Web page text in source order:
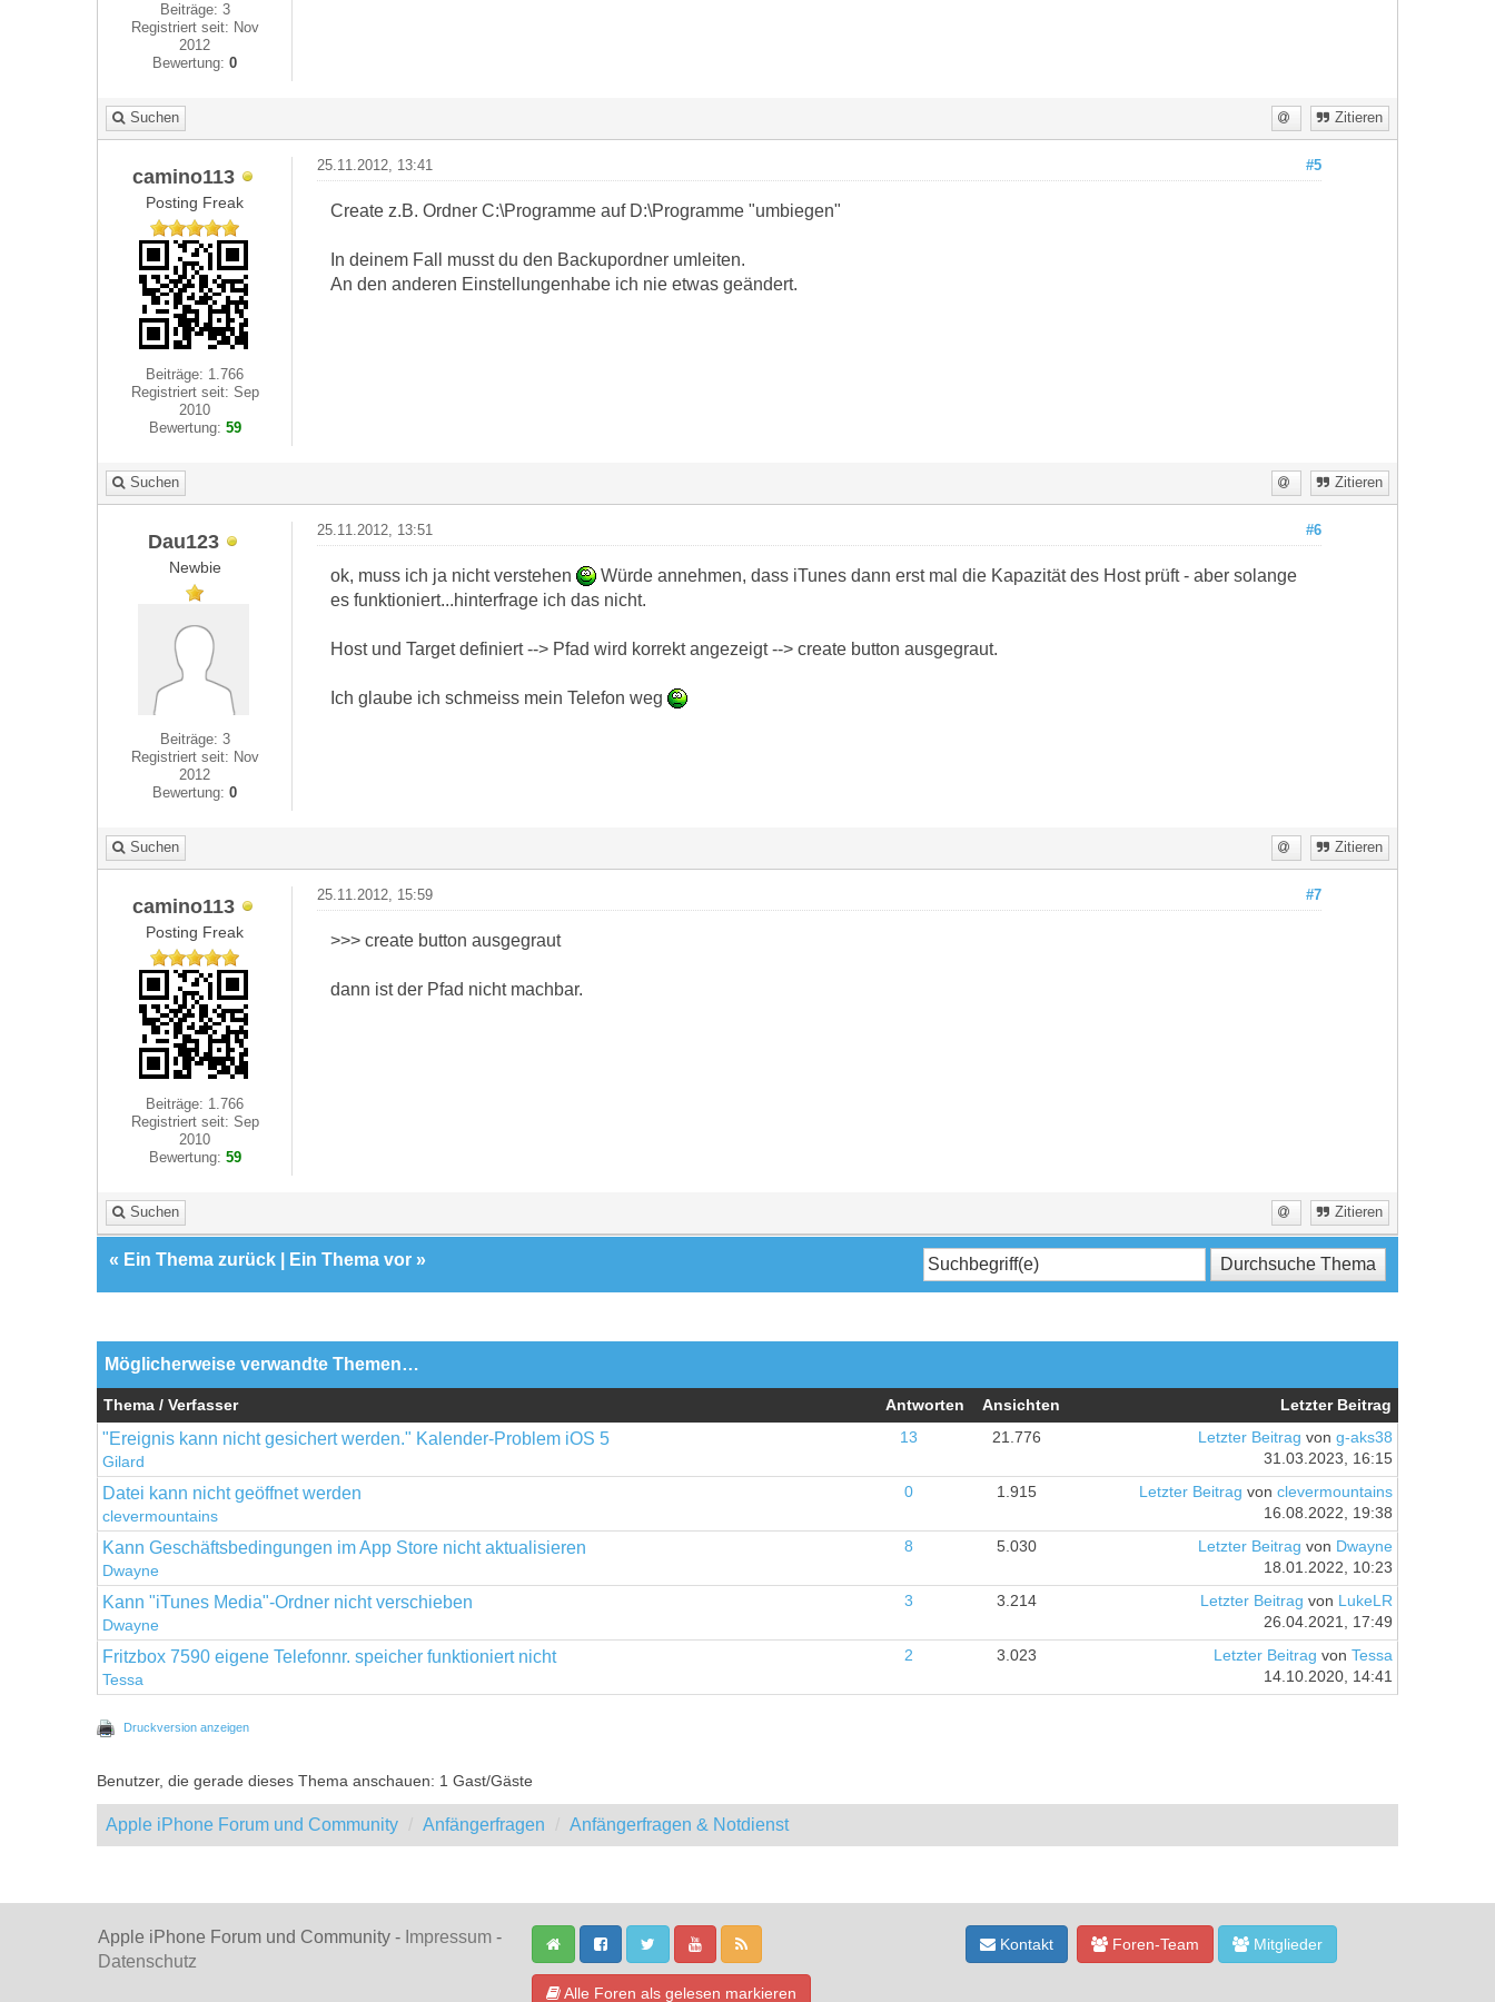
Beiträge: 3
Registriert seit: Nov
2012
Bewertung:0
Suchen Zitieren
camino113
Posting Freak
Beiträge: 1.766
Registriert seit: Sep
2010
Bewertung: 59
#5
25.11.2012, 13:41
Create z.B. Ordner C:\Programme auf D:\Programme "umbiegen"
In deinem Fall musst du den Backupordner umleiten.
An den anderen Einstellungenhabe ich nie etwas geändert.
Suchen Zitieren
Dau123
Newbie
Beiträge: 3
Registriert seit: Nov
2012
Bewertung:0
#6
25.11.2012, 13:51
ok, muss ich ja nicht verstehen
Würde annehmen, dass iTunes dann erst mal die Kapazität des Host prüft - aber solange
es funktioniert...hinterfrage ich das nicht.
Host und Target definiert --> Pfad wird korrekt angezeigt --> create button ausgegraut.
Ich glaube ich schmeiss mein Telefon weg
Suchen Zitieren
camino113
Posting Freak
Beiträge: 1.766
Registriert seit: Sep
2010
Bewertung: 59
#7
25.11.2012, 15:59
>>> create button ausgegraut
dann ist der Pfad nicht machbar.
Suchen Zitieren
« Ein Thema zurück Ein Thema vor »
Möglicherweise verwandte Themen…
Thema / Verfasser Antworten Ansichten Letzter Beitrag
"Ereignis kann nicht gesichert werden." Kalender-Problem iOS 5
Gilard
13 21.776 Letzter Beitrag von g-aks38
31.03.2023, 16:15
Datei kann nicht geöffnet werden
clevermountains
0 1.915 Letzter Beitrag von clevermountains
16.08.2022, 19:38
Kann Geschäftsbedingungen im App Store nicht aktualisieren
Dwayne
8 5.030 Letzter Beitrag von Dwayne
18.01.2022, 10:23
Kann "iTunes Media"-Ordner nicht verschieben
Dwayne
3 3.214 Letzter Beitrag von LukeLR
26.04.2021, 17:49
Fritzbox 7590 eigene Telefonnr. speicher funktioniert nicht
Tessa
2 3.023 Letzter Beitrag von Tessa
14.10.2020, 14:41
Druckversion anzeigen
Benutzer, die gerade dieses Thema anschauen: 1 Gast/Gäste
Apple iPhone Forum und Community Anfängerfragen Anfängerfragen & Notdienst
Apple iPhone Forum und Community - Impressum -
Datenschutz
Alle Foren als gelesen markieren
Kontakt Foren-Team Mitglieder